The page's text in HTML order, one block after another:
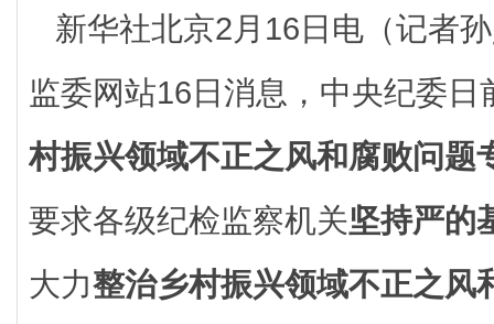
新华社北京2月16日电（记者
监委网站16日消息，中央纪委日
村振兴领域不正之风和腐败问题
要求各级纪检监察机关坚持严的
大力整治乡村振兴领域不正之风